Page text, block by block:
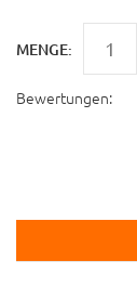
MENGE:
Bewertungen: